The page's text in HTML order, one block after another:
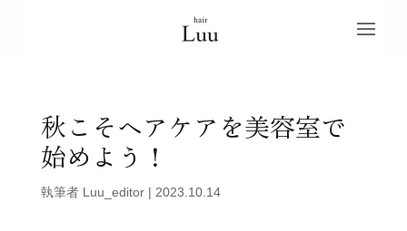
秋こそヘアケアを美容室で
始めよう！
執筆者 Luu_editor| 2023.10.14